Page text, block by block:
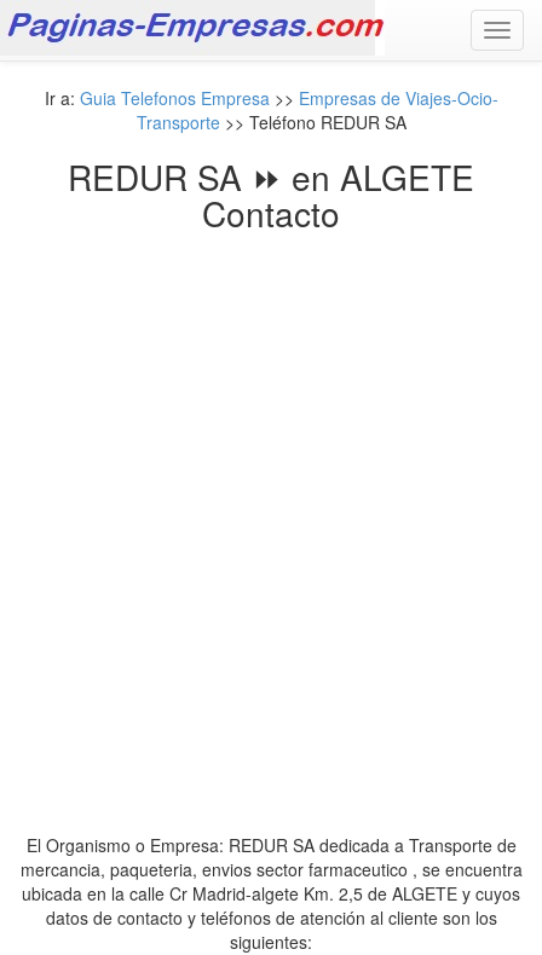
Ir a: Guia Telefonos Empresa>> Empresas de Viajes-Ocio-
Transporte>> Teléfono REDUR SA
REDUR SA ⏩ en ALGETE
Contacto
El Organismo o Empresa: REDUR SA dedicada a Transporte de
mercancia, paqueteria, envios sector farmaceutico , se encuentra
ubicada en la calle Cr Madrid-algete Km. 2,5 de ALGETE y cuyos
datos de contacto y teléfonos de atención al cliente son los
siguientes: